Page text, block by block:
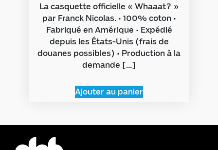
La casquette officielle « Whaaat? »
par Franck Nicolas. • 100% coton •
Fabriqué en Amérique • Expédié
depuis les États-Unis (frais de
douanes possibles) • Production à la
demande […]
Ajouter au panier